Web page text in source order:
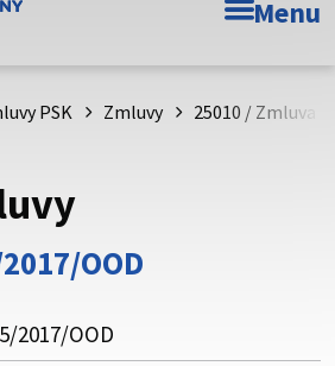
stránka Prešovského
uistite, že zdieľate informácie iba
stránku. Zabezpečená stránka
názvom domény webového sídla.
Menu
PSK Zmluvy 25010 / Zmluva
OOD
2017/OOD